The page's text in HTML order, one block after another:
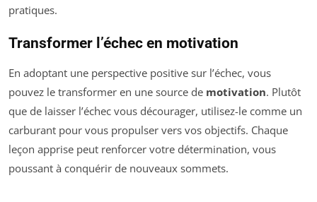
pratiques.
Transformer l’échec en motivation
En adoptant une perspective positive sur l’échec, vous
pouvez le transformer en une source de motivation. Plutôt
que de laisser l’échec vous décourager, utilisez-le comme un
carburant pour vous propulser vers vos objectifs. Chaque
leçon apprise peut renforcer votre détermination, vous
poussant à conquérir de nouveaux sommets.